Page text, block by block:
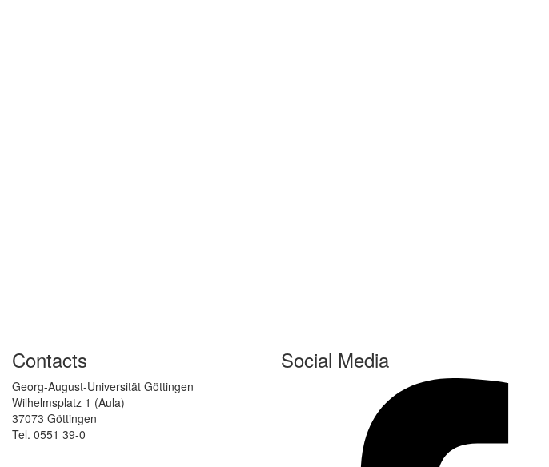
Contacts
Georg-August-Universität Göttingen
Wilhelmsplatz 1 (Aula)
37073 Göttingen
Tel. 0551 39-0
Social Media